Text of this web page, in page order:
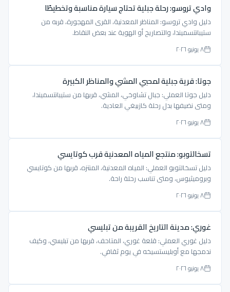
وادي تروسو: رحلة جبلية تحتاج سيارة مناسبة وتخطيطًا
دليل وادي تروسو: المناظر المعدنية، القرى المهجورة، قربه من
ستيبانتسميندا، والتصاريح أو الهوية عند بعض النقاط.
٨ يونيو ٢٠٢٦
جوتا: قرية جبلية لمحبي المشي والمناظر الكبيرة
دليل جوتا العملي: جبال تشاوخي، المشي، قربها من ستيبانتسميندا،
ومتى نضيفها بدل رحلة كازبيغي العادية.
٨ يونيو ٢٠٢٦
تسخالتوبو: منتجع المياه المعدنية قرب كوتايسي
دليل تسخالتوبو العملي: المياه المعدنية، المنتزه، قربها من كوتايسي
وبروميثيوس، ومتى تناسب رحلة راحة.
٨ يونيو ٢٠٢٦
غوري: مدينة التاريخ القريبة من تبليسي
دليل غوري العملي: قلعة غوري، المتاحف، قربها من تبليسي، وكيف
ندمجها مع أوبليستسيخه في يوم ثقافي.
٨ يونيو ٢٠٢٦